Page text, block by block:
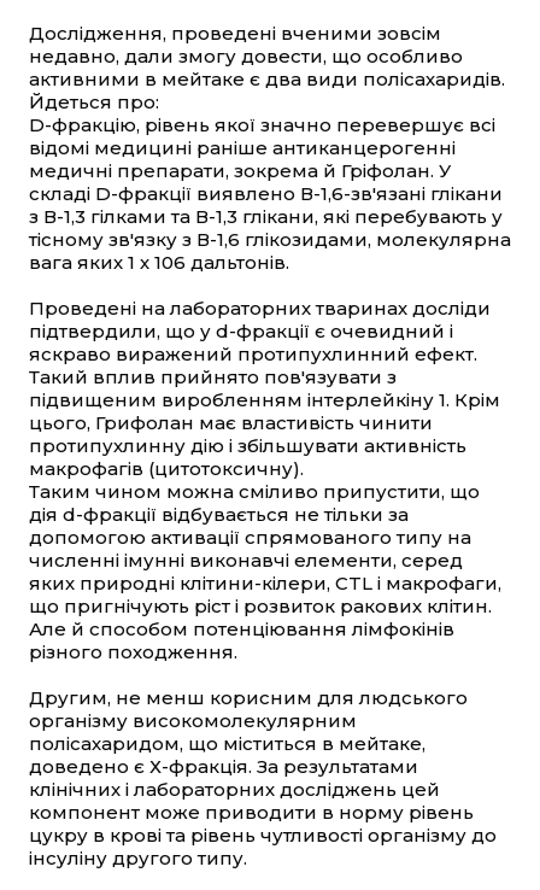
Дослідження, проведені вченими зовсім
недавно, дали змогу довести, що особливо
активними в мейтаке є два види полісахаридів.
Йдеться про:
D-фракцію, рівень якої значно перевершує всі
відомі медицині раніше антиканцерогенні
медичні препарати, зокрема й Гріфолан. У
складі D-фракції виявлено В-1,6-зв'язані глікани
з В-1,3 гілками та В-1,3 глікани, які перебувають у
тісному зв'язку з В-1,6 глікозидами, молекулярна
вага яких 1 х 106 дальтонів.
Проведені на лабораторних тваринах досліди
підтвердили, що у d-фракції є очевидний і
яскраво виражений протипухлинний ефект.
Такий вплив прийнято пов'язувати з
підвищеним виробленням інтерлейкіну 1. Крім
цього, Грифолан має властивість чинити
протипухлинну дію і збільшувати активність
макрофагів (цитотоксичну).
Таким чином можна сміливо припустити, що
дія d-фракції відбувається не тільки за
допомогою активації спрямованого типу на
численні імунні виконавчі елементи, серед
яких природні клітини-кілери, CTL і макрофаги,
що пригнічують ріст і розвиток ракових клітин.
Але й способом потенціювання лімфокінів
різного походження.
Другим, не менш корисним для людського
організму високомолекулярним
полісахаридом, що міститься в мейтаке,
доведено є Х-фракція. За результатами
клінічних і лабораторних досліджень цей
компонент може приводити в норму рівень
цукру в крові та рівень чутливості організму до
інсуліну другого типу.